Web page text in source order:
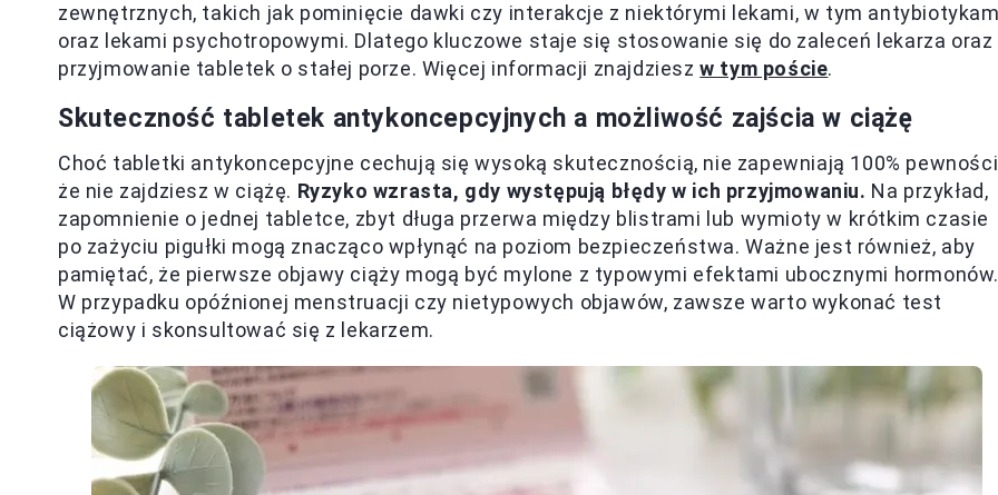
zewnętrznych, takich jak pominięcie dawki czy interakcje z niektórymi lekami, w tym
oraz lekami psychotropowymi. Dlatego kluczowe staje się stosowanie się do zaleceń lekarza oraz
przyjmowanie tabletek o stałej porze. Więcej informacji znajdzieszw tym poście.
Skuteczność tabletek antykoncepcyjnych a możliwość zajścia w ciążę
Choć tabletki antykoncepcyjne cechują się wysoką skutecznością, nie zapewniają 100%
że nie zajdziesz w ciążę. Ryzyko wzrasta, gdy występują błędy w ich przyjmowaniu. Na przykład,
zapomnienie o jednej tabletce, zbyt długa przerwa między blistrami lub wymioty w krótkim czasie
po zażyciu pigułki mogą znacząco wpłynąć na poziom bezpieczeństwa. Ważne jest również, aby
pamiętać, że pierwsze objawy ciąży mogą być mylone z typowymi efektami ubocznymi hormonów.
W przypadku opóźnionej menstruacji czy nietypowych objawów, zawsze warto wykonać test
ciążowy i skonsultować się z lekarzem.